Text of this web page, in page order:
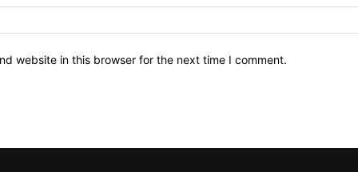
website in this browser for the next time I comment.